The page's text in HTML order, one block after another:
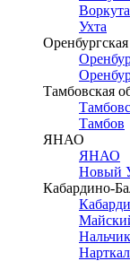
Воркута
Ухта
Оренбургская
Тамбовская
Тамбов
ЯНАО
ЯНАО
Новый
Кабардино-
Нальчик